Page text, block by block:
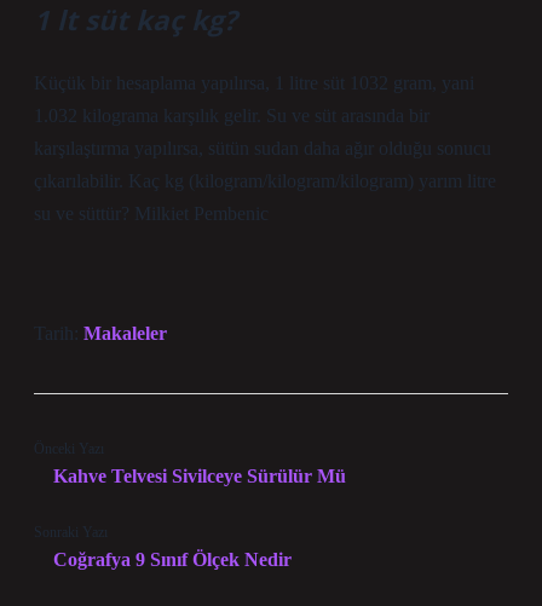
1 lt süt kaç kg?
Küçük bir hesaplama yapılırsa, 1 litre süt 1032 gram, yani
1.032 kilograma karşılık gelir. Su ve süt arasında bir
karşılaştırma yapılırsa, sütün sudan daha ağır olduğu sonucu
çıkarılabilir. Kaç kg (kilogram/kilogram/kilogram) yarım litre
su ve süttür? Milkiet Pembenic
Tarih: Makaleler
Önceki Yazı
Kahve Telvesi Sivilceye Sürülür Mü
Sonraki Yazı
Coğrafya 9 Sınıf Ölçek Nedir